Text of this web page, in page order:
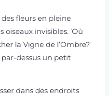
des fleurs en pleine
oiseaux invisibles. ‘Où
la Vigne de l’Ombre?’
dessus un petit
dans des endroits